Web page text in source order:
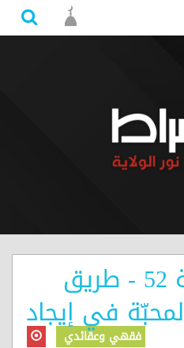
مصباح الهداية 52 - طريق
في إيجاد
فقهي وعقائدي